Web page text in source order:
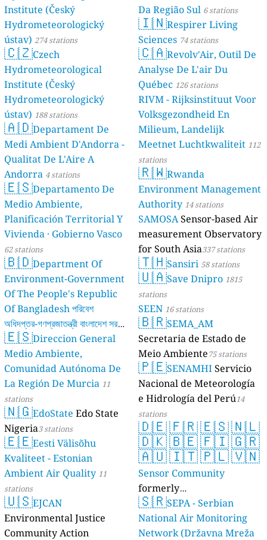
Institute (Český
Hydrometeorologický
ústav) 274 stations
🇨🇿Czech
Hydrometeorological
Institute (Český
Hydrometeorologický
ústav) 188 stations
🇦🇩Departament De
Medi Ambient D'Andorra -
Qualitat De L'Aire A
Andorra 4 stations
🇪🇸Departamento De
Medio Ambiente,
Planificación Territorial Y
Vivienda · Gobierno Vasco
62 stations
🇧🇩Department Of
Environment-Government
Of The People's Republic
Of Bangladesh পরিবেশ
অধিদপ্তর-গণপ্রজাতন্ত্রী বাংলাদেশ সরকার
17 stations
🇪🇸Direccion General
Medio Ambiente,
Comunidad Autónoma De
La Región De Murcia 11
stations
🇳🇬EdoState Edo State
Nigeria3 stations
🇪🇪Eesti Välisõhu
Kvaliteet - Estonian
Ambient Air Quality 11
stations
🇺🇸EJCAN
Environmental Justice
Community Action
Da Região Sul 6 stations
🇮🇳Respirer Living
Sciences 74 stations
🇨🇦Revolv'Air, Outil De
Analyse De L'air Du
Québec 126 stations
RIVM - Rijksinstituut Voor
Volksgezondheid En
Milieum, Landelijk
Meetnet Luchtkwaliteit 112
stations
🇷🇼Rwanda
Environment Management
Authority 14 stations
SAMOSASensor-based Air
measurement Observatory
for South Asia337 stations
🇹🇭Sansiri 58 stations
🇺🇦Save Dnipro 1815
stations
SEEN 16 stations
🇧🇷SEMA_AM
Secretaria de Estado de
Meio Ambiente75 stations
🇵🇪SENAMHIServicio
Nacional de Meteorología
e Hidrología del Perú14
stations
🇩🇪🇫🇷🇪🇸🇳🇱
🇩🇰🇧🇪🇫🇮🇬🇷
🇦🇺🇮🇹🇵🇱🇻🇳
Sensor Community
formerly
luftdaten.info35816 stations
🇸🇷SEPA - Serbian
National Air Monitoring
Network (Državna Mreža